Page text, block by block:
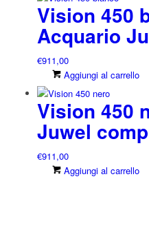
Vision 450
Acquario
€911,00
Aggiungi al carrello
Vision 450
Juwel
€911,00
Aggiungi al carrello